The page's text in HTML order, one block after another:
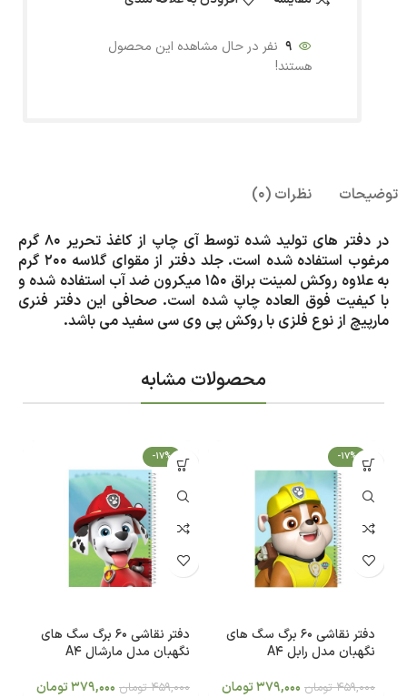
9 نفر در حال مشاهده این محصول
هستند!
توضیحات نظرات (0)
در دفتر های تولید شده توسط آی چاپ از کاغذ تحریر 80 گرم
مرغوب استفاده شده است. جلد دفتر از مقوای گلاسه 200 گرم
به علاوه روکش لمینت براق 150 میکرون ضد آب استفاده شده و
با کیفیت فوق العاده چاپ شده است. صحافی این دفتر فنری
مارپیچ از نوع فلزی با روکش پی وی سی سفید می باشد.
محصولات مشابه
-17%
دفتر نقاشی 60 برگ سگ های
نگهبان مدل رابل A4
459,000 تومان 379,000تومان
-17%
دفتر نقاشی 60 برگ سگ های
نگهبان مدل مارشال A4
459,000 تومان 379,000تومان